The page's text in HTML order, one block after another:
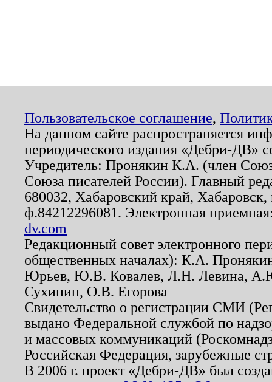
Пользовательское соглашение,
На данном сайте распространяется
периодического издания «Дебри-ДВ»
Учредитель: Пронякин К.А. (член
Союза писателей России). Главный
680032, Хабаровский край,
ф.84212296081. Электронная
dv.com
Редакционный совет электронного
общественных началах): К.А.
Юрьев, Ю.В. Ковалев, Л.Н. Левина,
Сухинин, О.В. Егорова
Свидетельство о регистрации СМИ
выдано Федеральной службой по
и массовых коммуникаций
Российская Федерация, зарубежные
В 2006 г. проект «Дебри-ДВ» был